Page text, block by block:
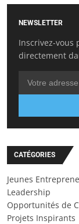
NEWSLETTER
Inscrivez-vous
directement
CATÉGORIES
Jeunes
Leadership
Opportunités de
Projets Inspirants